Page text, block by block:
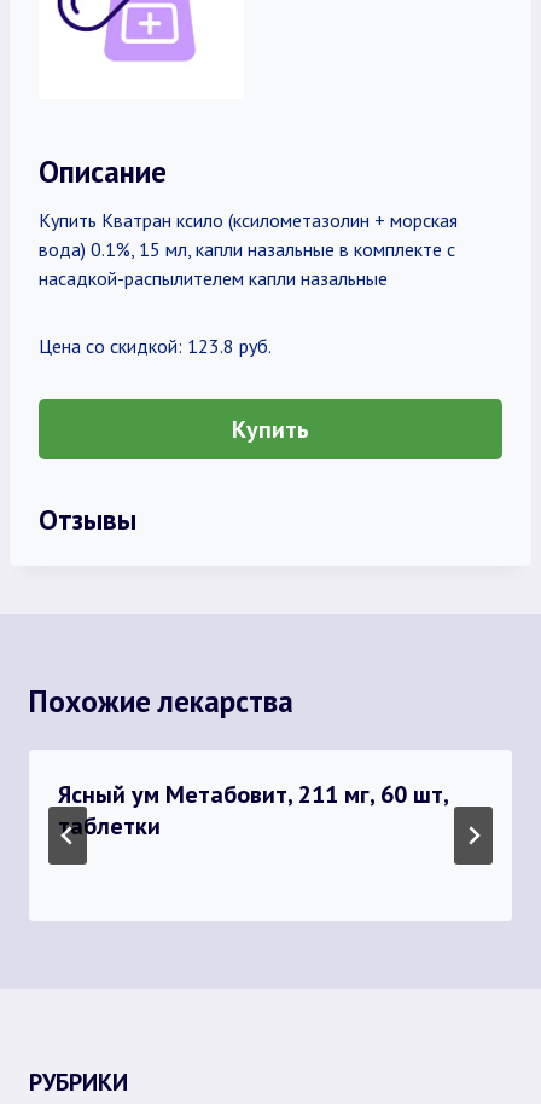
Описание
Купить Кватран ксило (ксилометазолин + морская
вода) 0.1%, 15 мл, капли назальные в комплекте с
насадкой-распылителем капли назальные
Цена со скидкой: 123.8 руб.
Купить
Отзывы
Похожие лекарства
Ясный ум Метабовит, 211 мг, 60 шт,
таблетки
РУБРИКИ